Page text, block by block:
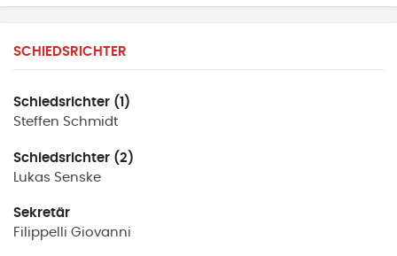
SCHIEDSRICHTER
Schiedsrichter (1)
Steffen Schmidt
Schiedsrichter (2)
Lukas Senske
Sekretär
Filippelli Giovanni